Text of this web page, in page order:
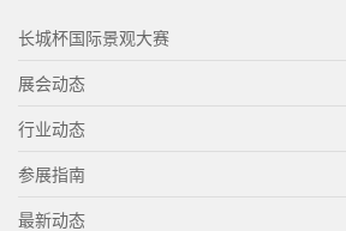
长城杯国际景观大赛
展会动态
行业动态
参展指南
最新动态